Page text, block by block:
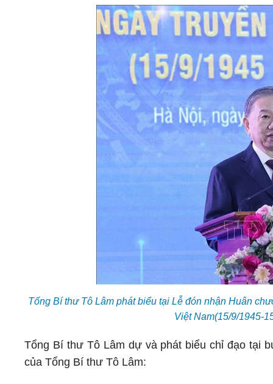
Tổng Bí thư Tô Lâm phát biểu tại Lễ đón nhận Huân
Việt Nam(15/9/1945-
Tổng Bí thư Tô Lâm dự và phát biểu chỉ đạo tại
của Tổng Bí thư Tô Lâm: